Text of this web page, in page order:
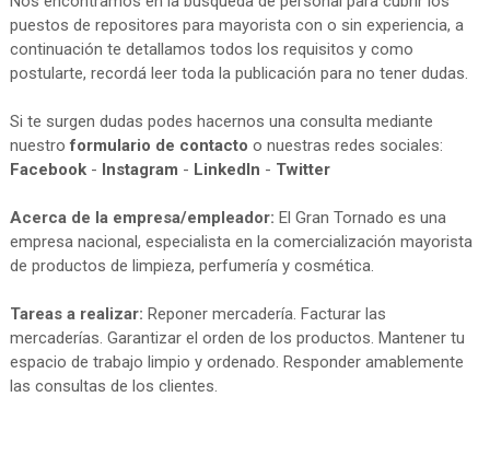
puestos de repositores para mayorista con o sin experiencia, a
continuación te detallamos todos los requisitos y como
postularte, recordá leer toda la publicación para no tener dudas.
Si te surgen dudas podes hacernos una consulta mediante
nuestroformulario de contacto o nuestras redes sociales:
Facebook- Instagram - LinkedIn - Twitter
Acerca de la empresa/empleador: El Gran Tornado es una
empresa nacional, especialista en la comercialización mayorista
de productos de limpieza, perfumería y cosmética.
Tareas a realizar: Reponer mercadería. Facturar las
mercaderías. Garantizar el orden de los productos. Mantener tu
espacio de trabajo limpio y ordenado. Responder amablemente
las consultas de los clientes.